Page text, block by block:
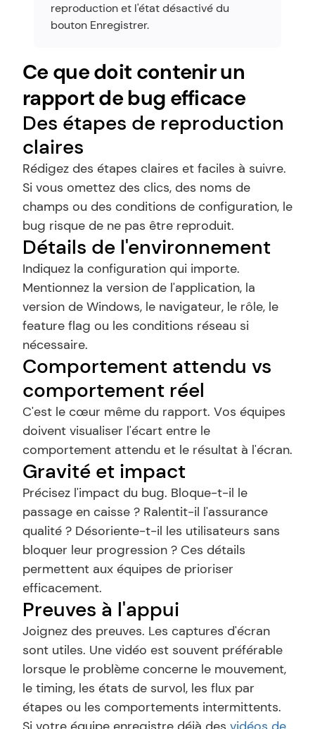
reproduction et l'état désactivé du
bouton Enregistrer.
Ce que doit contenir un
rapport de bug efficace
Des étapes de reproduction
claires
Rédigez des étapes claires et faciles à suivre.
Si vous omettez des clics, des noms de
champs ou des conditions de configuration, le
bug risque de ne pas être reproduit.
Détails de l'environnement
Indiquez la configuration qui importe.
Mentionnez la version de l'application, la
version de Windows, le navigateur, le rôle, le
feature flag ou les conditions réseau si
nécessaire.
Comportement attendu vs
comportement réel
C'est le cœur même du rapport. Vos équipes
doivent visualiser l'écart entre le
comportement attendu et le résultat à l'écran.
Gravité et impact
Précisez l'impact du bug. Bloque-t-il le
passage en caisse ? Ralentit-il l'assurance
qualité ? Désoriente-t-il les utilisateurs sans
bloquer leur progression ? Ces détails
permettent aux équipes de prioriser
efficacement.
Preuves à l'appui
Joignez des preuves. Les captures d'écran
sont utiles. Une vidéo est souvent préférable
lorsque le problème concerne le mouvement,
le timing, les états de survol, les flux par
étapes ou les comportements intermittents.